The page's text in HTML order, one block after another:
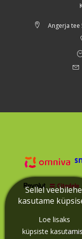
Angerja tee
Sellel
kasutame
Loe lisaks
küpsiste